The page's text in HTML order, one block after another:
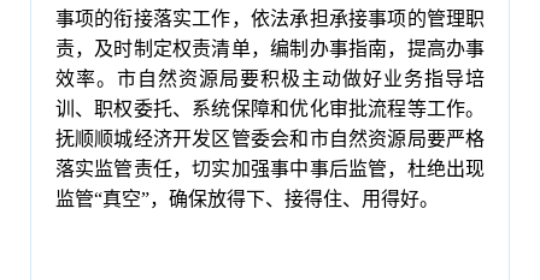
事项的衔接落实工作，依法承担承接事项的管理职
责，及时制定权责清单，编制办事指南，提高办事
效率。市自然资源局要积极主动做好业务指导培
训、职权委托、系统保障和优化审批流程等工作。
抚顺顺城经济开发区管委会和市自然资源局要严格
落实监管责任，切实加强事中事后监管，杜绝出现
监管“真空”，确保放得下、接得住、用得好。